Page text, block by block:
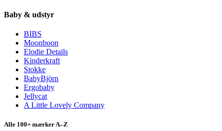
Baby & udstyr
BIBS
Moonboon
Elodie Details
Kinderkraft
Stokke
BabyBjörn
Ergobaby
Jellycat
A Little Lovely Company
Alle 100+ mærker A–Z